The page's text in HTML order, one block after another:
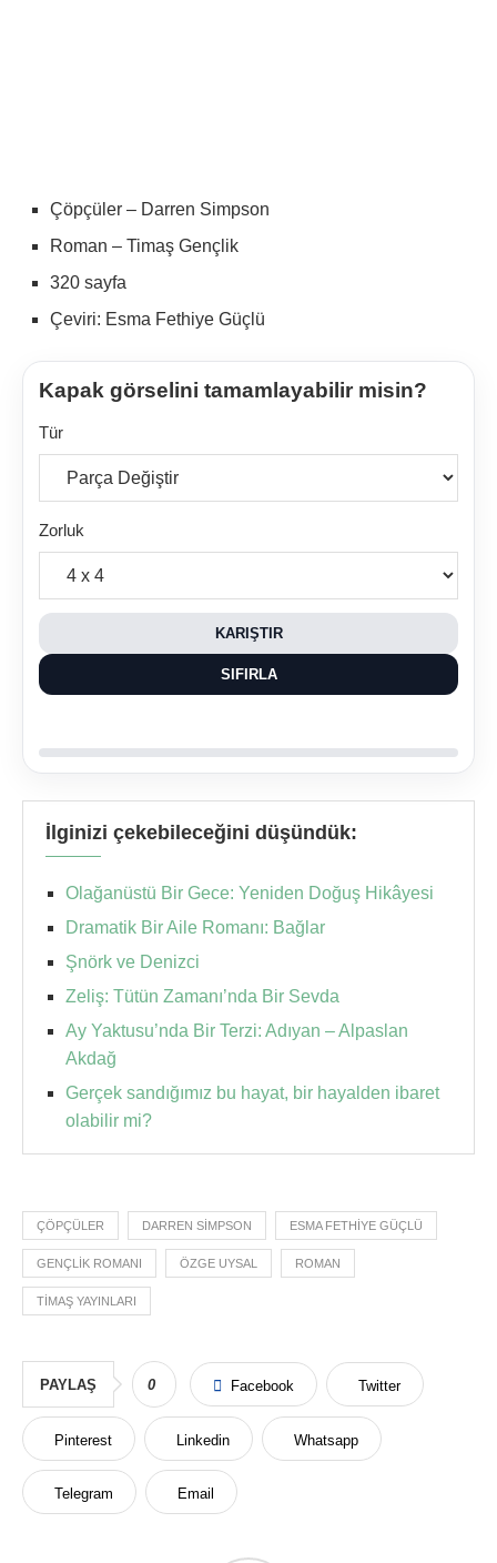
Çöpçüler – Darren Simpson
Roman – Timaş Gençlik
320 sayfa
Çeviri: Esma Fethiye Güçlü
Kapak görselini tamamlayabilir misin?
Tür
Zorluk
KARIŞTIR
SIFIRLA
İlginizi çekebileceğini düşündük:
Olağanüstü Bir Gece: Yeniden Doğuş Hikâyesi
Dramatik Bir Aile Romanı: Bağlar
Şnörk ve Denizci
Zeliş: Tütün Zamanı’nda Bir Sevda
Ay Yaktusu’nda Bir Terzi: Adıyan – Alpaslan
Akdağ
Gerçek sandığımız bu hayat, bir hayalden ibaret
olabilir mi?
ÇÖPÇÜLER DARREN SIMPSON ESMA FETHIYE GÜÇLÜ
GENÇLIK ROMANI ÖZGE UYSAL ROMAN
TIMAŞ YAYINLARI
PAYLAŞ 0 Facebook Twitter
Pinterest Linkedin Whatsapp
Telegram Email